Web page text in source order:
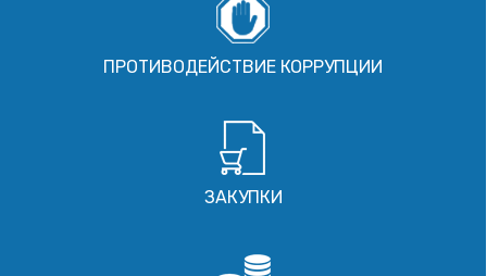
ПРОТИВОДЕЙСТВИЕ КОРРУПЦИИ
ЗАКУПКИ